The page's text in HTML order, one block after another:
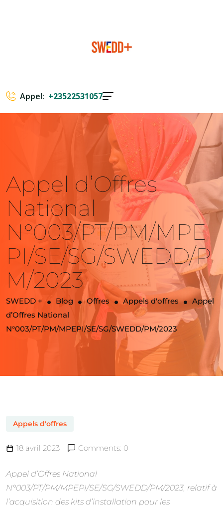
Appel: +23522531057
Appel d’Offres
National
N°003/PT/PM/MPE
PI/SE/SG/SWEDD/P
M/2023
SWEDD + Blog Offres Appels d'offres
Appel
d’Offres National
N°003/PT/PM/MPEPI/SE/SG/SWEDD/PM/2023
Appels d'offres
18 avril 2023 Comments: 0
Appel d’Offres National
N°003/PT/PM/MPEPI/SE/SG/SWEDD/PM/2023, relatif à
l’acquisition des kits d’installation pour les